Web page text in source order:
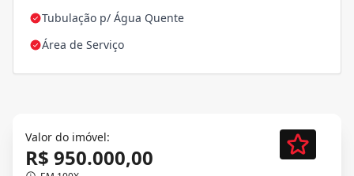
Tubulação p/ Água Quente
Área de Serviço
Valor do imóvel:
R$ 950.000,00